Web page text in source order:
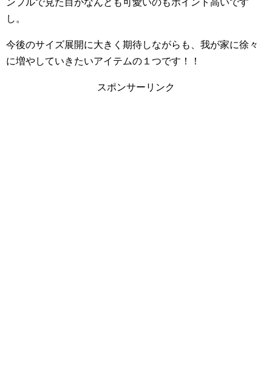
ンプルで見た目がなんとも可愛いのもポイント高いです
し。
今後のサイズ展開に大きく期待しながらも、我が家に徐々
に増やしていきたいアイテムの１つです！！
スポンサーリンク